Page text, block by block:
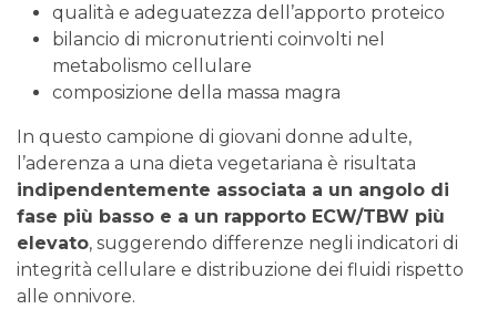
qualità e adeguatezza dell’apporto proteico
bilancio di micronutrienti coinvolti nel
metabolismo cellulare
composizione della massa magra
In questo campione di giovani donne adulte,
l’aderenza a una dieta vegetariana è risultata
indipendentemente associata a un angolo di
fase più basso e a un rapporto ECW/TBW più
elevato, suggerendo differenze negli indicatori di
integrità cellulare e distribuzione dei fluidi rispetto
alle onnivore.